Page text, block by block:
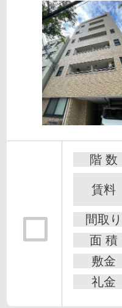
階 数
賃料
間取り
面 積
敷金
礼金